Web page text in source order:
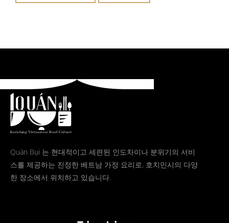
Quán Bụi 는 현대적이고 세련된 인도차이나 분위기의 서비
스를 제공하는 진정한 베트남 가정 요리로, 호치민시의 다양
한 장소에서 위치하고 있습니다.